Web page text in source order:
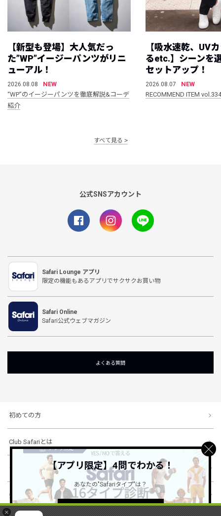
×
【新型も登場】大人気だっ
た”WP”イージーパンツがリニ
ューアル！
2026.08.08
NEW
“WP”のイージーパンツを徹底解説&コーデ
紹介
【吸水速乾、UV
るetc.】シーンを
セットアップ！
2026.08.07
NEW
RECOMMEND ITEM vol.334
すべて見る
公式SNSアカウント
Safari Lounge アプリ
限定の機能もあるアプリでサクサクお買い物
Safari Online
Safari公式ウェブマガジン
よくある質問
初めての方
Club Safariとは
ショッピングガイド
会社概要・規約
【アプリ限定】4問でわかる！
あなたの"Safariタイプ"は？
詳しくはこちら ＞